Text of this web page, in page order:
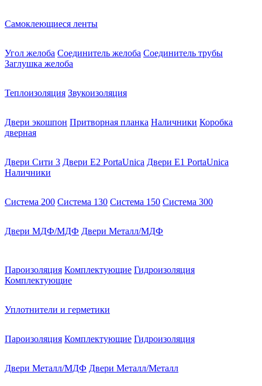
Самоклеющиеся ленты
Угол желоба Соединитель желоба Соединитель трубы
Заглушка желоба
Теплоизоляция Звукоизоляция
Двери экошпон Притворная планка Наличники Коробка
дверная
Двери Сити 3 Двери E2 PortaUnica Двери E1 PortaUnica
Наличники
Система 200 Система 130 Система 150 Система 300
Двери МДФ/МДФ Двери Металл/МДФ
Пароизоляция Комплектующие Гидроизоляция
Комплектующие
Уплотнители и герметики
Пароизоляция Комплектующие Гидроизоляция
Двери Металл/МДФ Двери Металл/Металл